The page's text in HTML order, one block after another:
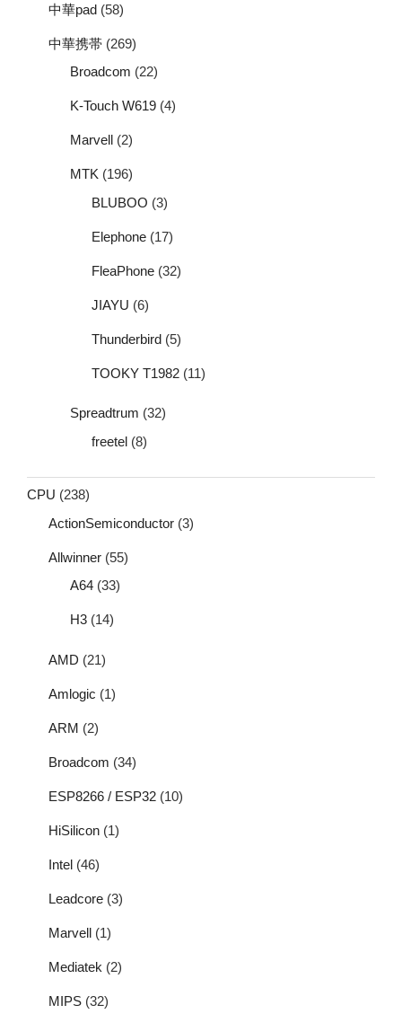
中華pad (58)
中華携帯 (269)
Broadcom (22)
K-Touch W619 (4)
Marvell (2)
MTK (196)
BLUBOO (3)
Elephone (17)
FleaPhone (32)
JIAYU (6)
Thunderbird (5)
TOOKY T1982 (11)
Spreadtrum (32)
freetel (8)
CPU (238)
ActionSemiconductor (3)
Allwinner (55)
A64 (33)
H3 (14)
AMD (21)
Amlogic (1)
ARM (2)
Broadcom (34)
ESP8266 / ESP32 (10)
HiSilicon (1)
Intel (46)
Leadcore (3)
Marvell (1)
Mediatek (2)
MIPS (32)